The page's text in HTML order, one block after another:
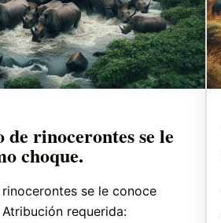
rinocerontes se le
choque.
se le conoce
requerida: